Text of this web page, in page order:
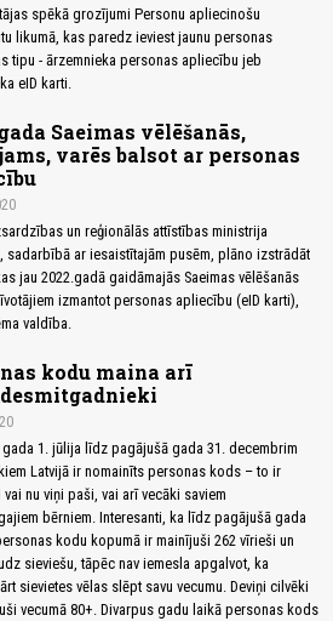
spēkā grozījumi Personu apliecinošu
likumā, kas paredz ieviest jaunu personas
tipu - ārzemnieka personas apliecību jeb
eID karti.
Saeimas vēlēšanās,
varēs balsot ar personas
un reģionālās attīstības ministrija
sadarbībā ar iesaistītajām pusēm, plāno izstrādāt
jau 2022.gadā gaidāmajās Saeimas vēlēšanās
izmantot personas apliecību (eID karti),
valdība.
kodu maina arī
gada 1. jūlija līdz pagājušā gada 31. decembrim
Latvijā ir nomainīts personas kods – to ir
nu viņi paši, vai arī vecāki saviem
bērniem. Interesanti, ka līdz pagājušā gada
kodu kopumā ir mainījuši 262 vīrieši un
sieviešu, tāpēc nav iemesla apgalvot, ka
sievietes vēlas slēpt savu vecumu. Deviņi cilvēki
vecumā 80+. Divarpus gadu laikā personas kods